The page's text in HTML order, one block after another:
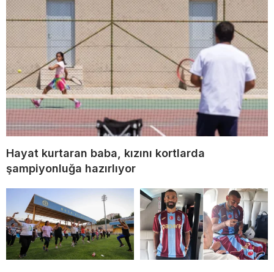
Hayat kurtaran baba, kızını kortlarda
şampiyonluğa hazırlıyor